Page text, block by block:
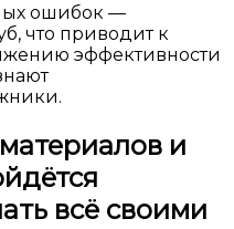
ошибок —
что приводит к
эффективности
и
всё своими